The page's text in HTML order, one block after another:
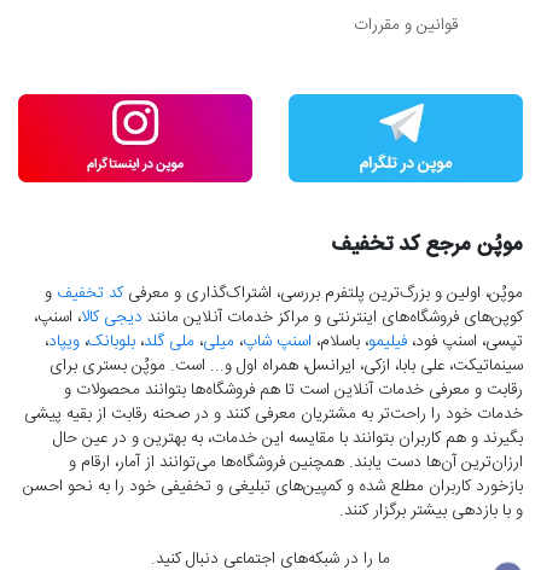
قوانین و مقررات
موپُن مرجع کد تخفیف
موپُن، اولین و بزرگ‌ترین پلتفرم بررسی، اشتراک‌گذاری و معرفیکد تخفیف و
کوپن‌های فروشگاه‌های اینترنتی و مراکز خدمات آنلاین مانند دیجی کالا، اسنپ،
تپسی، اسنپ فود، فیلیمو، باسلام، اسنپ شاپ، میلی، ملی گلد، بلوبانک، ویپاد،
سینماتیکت، علی بابا، ازکی، ایرانسل، همراه اول و... است. موپُن بستری برای
رقابت و معرفی خدمات آنلاین است تا هم فروشگاه‌ها بتوانند محصولات و
خدمات خود را راحت‌تر به مشتریان معرفی کنند و در صحنه رقابت از بقیه پیشی
بگیرند و هم کاربران بتوانند با مقایسه این خدمات، به بهترین و در عین حال
ارزان‌ترین آن‌ها دست‌ یابند. همچنین فروشگاه‌ها می‌توانند از آمار، ارقام و
بازخورد کاربران مطلع شده و کمپین‌های تبلیغی و تخفیفی خود را به نحو احسن
و با بازدهی بیشتر برگزار کنند.
ما را در شبکه‌های اجتماعی دنبال کنید.